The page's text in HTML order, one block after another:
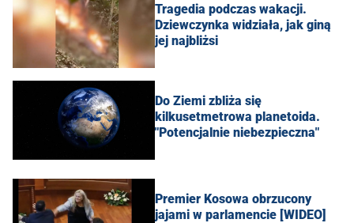
Tragedia podczas wakacji.
Dziewczynka widziała, jak giną
jej najbliżsi
Do Ziemi zbliża się
kilkusetmetrowa planetoida.
"Potencjalnie niebezpieczna"
Premier Kosowa obrzucony
jajami w parlamencie [WIDEO]